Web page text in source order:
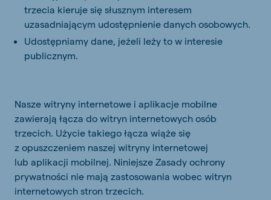
trzecia kieruje się słusznym interesem
uzasadniającym udostępnienie danych osobowych.
Udostępniamy dane, jeżeli leży to w interesie
publicznym.
Nasze witryny internetowe i aplikacje mobilne
zawierają łącza do witryn internetowych osób
trzecich. Użycie takiego łącza wiąże się
z opuszczeniem naszej witryny internetowej
lub aplikacji mobilnej. Niniejsze Zasady ochrony
prywatności nie mają zastosowania wobec witryn
internetowych stron trzecich.